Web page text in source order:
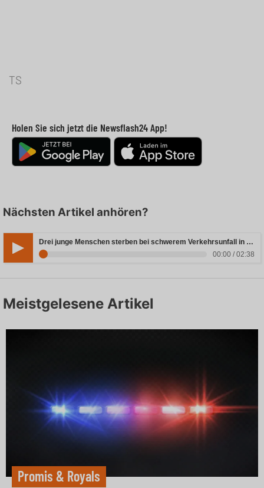
TS
Holen Sie sich jetzt die Newsflash24 App!
Nächsten Artikel anhören?
Drei junge Menschen sterben bei schwerem Verkehrsunfall in Rheinland-Pfalz
00:00 / 02:38
Meistgelesene Artikel
Promis & Royals